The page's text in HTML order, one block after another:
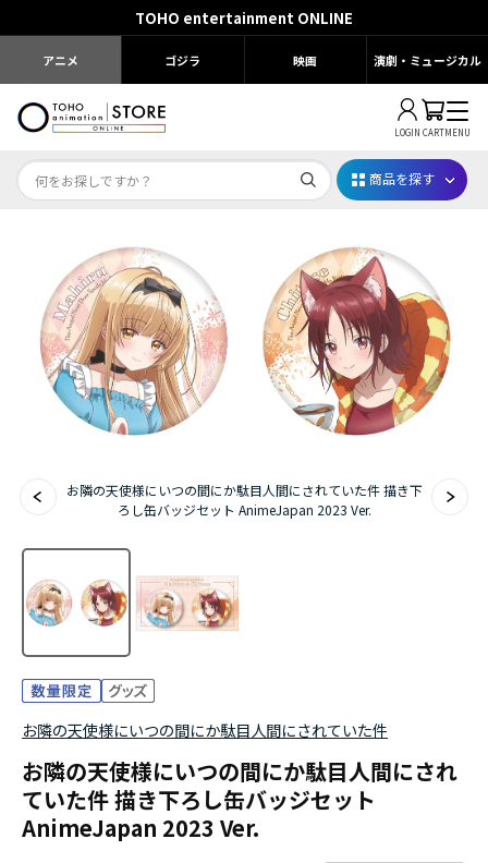
TOHO entertainment ONLINE
アニメ ゴジラ 映画 演劇・ミュージカル
LOGIN CARTMENU
Dr.STONE STONE FES.2026
映画ちいかわ
じゅじゅフェス 2026
薬屋のひとりごと 夏の園遊会2026
アニメ『僕のヒーローアカデミア』10周年
『無職転生Ⅲ ～異世界行ったら本気だす～』
『ふつつかな悪女ではございますが ～雛宮蝶鼠と
商品を探す
お隣の天使様にいつの間にか駄目人間にされていた件 描き下
ろし缶バッジセット AnimeJapan 2023 Ver.
お隣の天使様にいつの間にか駄目人間にされていた件
お隣の天使様にいつの間にか駄目人間にされ
ていた件 描き下ろし缶バッジセット
AnimeJapan 2023 Ver.